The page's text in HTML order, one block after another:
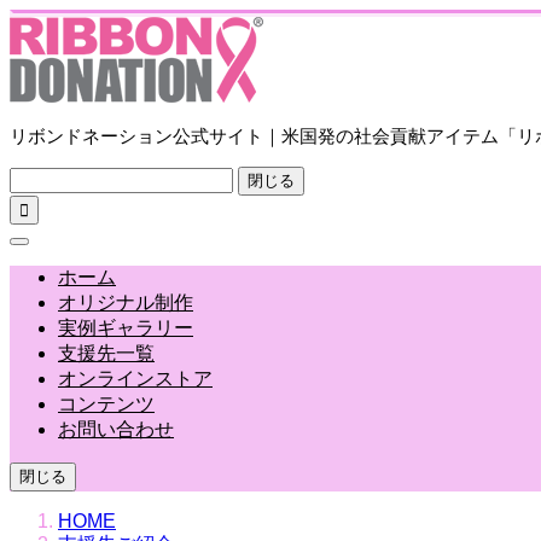
リボンドネーション公式サイト｜米国発の社会貢献アイテム「リ
閉じる

ホーム
オリジナル制作
実例ギャラリー
支援先一覧
オンラインストア
コンテンツ
お問い合わせ
閉じる
HOME